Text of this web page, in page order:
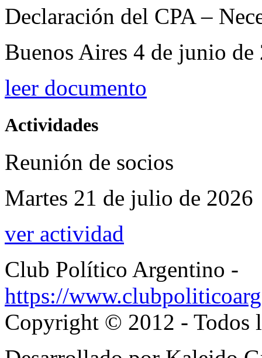
Declaración del CPA –
Buenos Aires 4 de junio de
leer documento
Actividades
Reunión de socios
Martes 21 de julio de 2026
ver actividad
Club Político Argentino -
https://
Copyright © 2012 - Todos